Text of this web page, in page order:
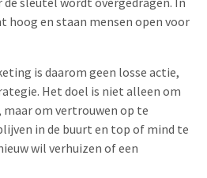
hoog en staan mensen open voor
is daarom geen losse actie,
Het doel is niet alleen om
om vertrouwen op te
in de buurt en top of mind te
wil verhuizen of een